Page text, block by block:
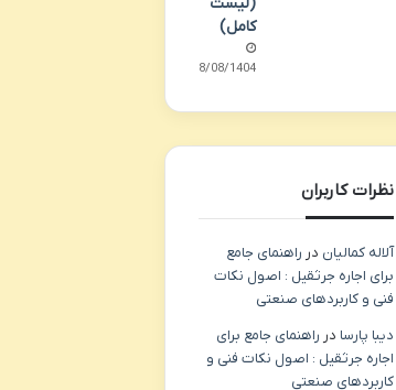
کامل)
28/08/1404
نظرات کاربران
آلاله کمالیان در راهنمای جامع
برای اجاره جرثقیل : اصول نکات
فنی و کاربردهای صنعتی
دیبا پارسا در راهنمای جامع برای
اجاره جرثقیل : اصول نکات فنی و
کاربردهای صنعتی